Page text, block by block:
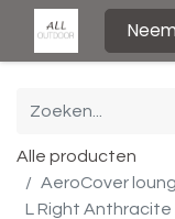
Alle producten
AeroCover
L Right Anthracite